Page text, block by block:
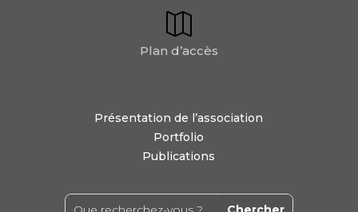
Plan d’accès
Présentation de l’association
Portfolio
Publications